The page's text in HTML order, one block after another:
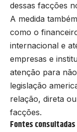
dessas facções
A medida
como o
internacional e
empresas e
atenção para
legislação
relação, direta
facções.
Fontes consultadas